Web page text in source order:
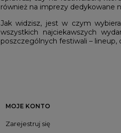
również na imprezy dedykowane
Jak widzisz, jest w czym
wszystkich najciekawszych
poszczególnych festiwali –
MOJE KONTO
Zarejestruj się